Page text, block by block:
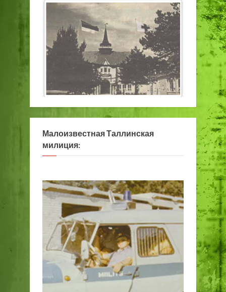
Малоизвестная Таллинская
милиция: